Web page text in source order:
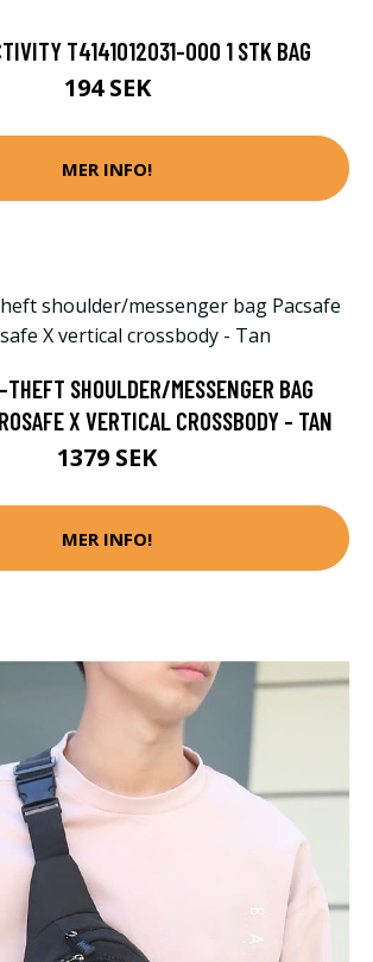
T4141012031-000 1 STK BAG
194 SEK
MER INFO!
SHOULDER/MESSENGER BAG
X VERTICAL CROSSBODY - TAN
1379 SEK
MER INFO!